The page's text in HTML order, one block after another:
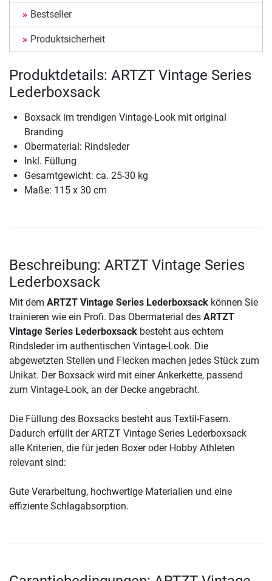
Bestseller
Produktsicherheit
Produktdetails: ARTZT Vintage Series
Lederboxsack
Boxsack im trendigen Vintage-Look mit original
Branding
Obermaterial: Rindsleder
Inkl. Füllung
Gesamtgewicht: ca. 25-30 kg
Maße: 115 x 30 cm
Beschreibung: ARTZT Vintage Series
Lederboxsack
Mit dem ARTZT Vintage Series Lederboxsack können Sie
trainieren wie ein Profi. Das Obermaterial des ARTZT
Vintage Series Lederboxsack besteht aus echtem
Rindsleder im authentischen Vintage-Look. Die
abgewetzten Stellen und Flecken machen jedes Stück zum
Unikat. Der Boxsack wird mit einer Ankerkette, passend
zum Vintage-Look, an der Decke angebracht.
Die Füllung des Boxsacks besteht aus Textil-Fasern.
Dadurch erfüllt der ARTZT Vintage Series Lederboxsack
alle Kriterien, die für jeden Boxer oder Hobby Athleten
relevant sind:
Gute Verarbeitung, hochwertige Materialien und eine
effiziente Schlagabsorption.